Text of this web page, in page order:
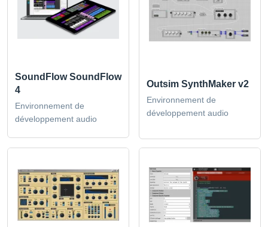
SoundFlow SoundFlow
4
Environnement de
développement audio
Outsim SynthMaker v2
Environnement de
développement audio